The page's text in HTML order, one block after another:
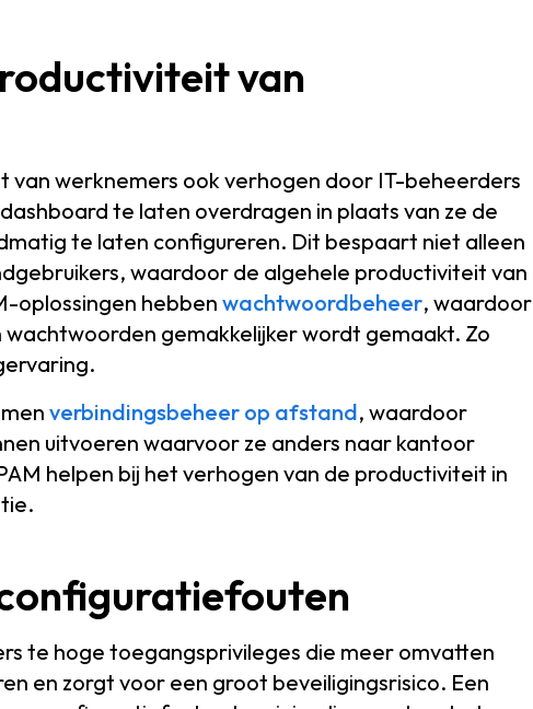
van
van werknemers ook verhogen door IT-beheerders
te laten overdragen in plaats van ze de
te laten configureren. Dit bespaart niet alleen
waardoor de algehele productiviteit van
oplossingen hebben wachtwoordbeheer, waardoor
gemakkelijker wordt gemaakt. Zo
verbindingsbeheer op afstand, waardoor
uitvoeren waarvoor ze anders naar kantoor
helpen bij het verhogen van de productiviteit in
te hoge toegangsprivileges die meer omvatten
en zorgt voor een groot beveiligingsrisico. Een